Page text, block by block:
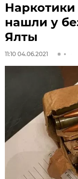
нашли у
Ялты
11:10 04.06.2021